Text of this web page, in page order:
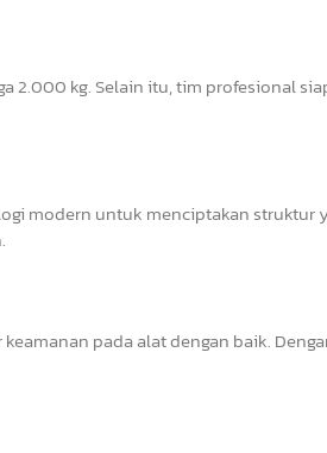
2.000 kg. Selain itu, tim profesional
modern untuk menciptakan struktur
pada alat dengan baik.